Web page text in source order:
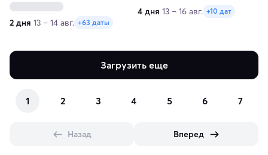
2 дня 13 – 14 авг. +63 даты
4 дня 13 – 16 авг. +10 дат
Загрузить еще
1 2 3 4 5 6 7
Назад Вперед